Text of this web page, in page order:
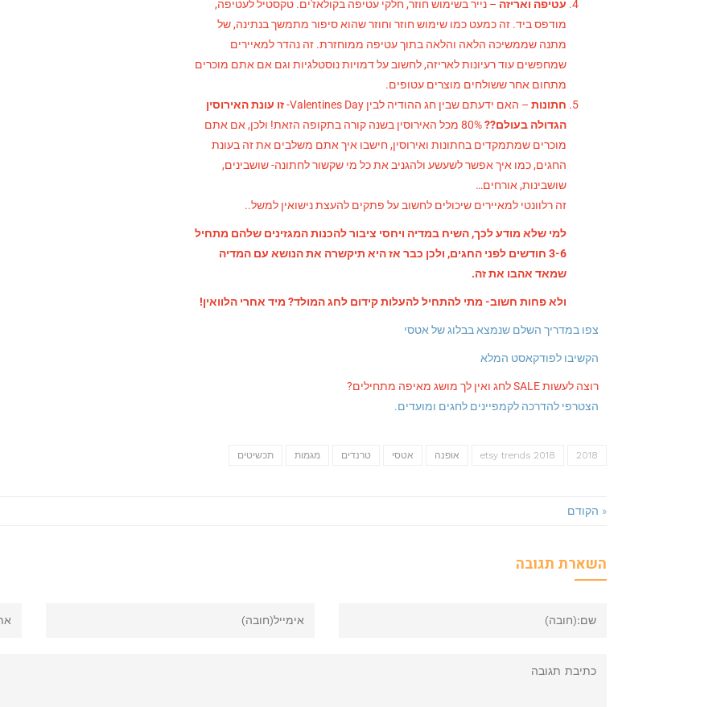
עטיפה ואריזה – נייר בשימוש חוזר, חלקי עטיפה בקולאז'ים. טקסטיל לעטיפה,
מודפס ביד. זה כמעט כמו שימוש חוזר וחוזר שהוא סיפור מתמשך בנתינה, של
מתנה שממשיכה הלאה והלאה בתוך עטיפה ממוחזרת. זה נהדר למאיירים
שמחפשים עוד רעיונות לאריזה, לחשוב על דמויות נוסטלגיות וגם אם אתם מוכרים
מתחום אחר ששולחים מוצרים עטופים.
חתונות – האם ידעתם שבין חג ההודיה לבין Valentines Day-
זו עונת האירוסין
הגדולה בעולם??
80% מכל האירוסין בשנה קורה בתקופה הזאת! ולכן, אם אתם
מוכרים שמתמקדים בחתונות ואירוסין, חישבו איך אתם משלבים את זה בעונת
החגים, כמו איך אפשר לשעשע ולהגניב את כל מי שקשור לחתונה- שושבינים,
שושבינות, אורחים…
זה רלוונטי למאיירים שיכולים לחשוב על פתקים להעצת נישואין למשל..
למי שלא מודע לכך, השיח במדיה ויחסי ציבור להכנות המגזינים שלהם מתחיל
3-6 חודשים לפני החגים, ולכן כבר אז היא תיקשרה את הנושא עם המדיה
שמאד אהבו את זה.
ולא פחות חשוב- מתי להתחיל להעלות קידום לחג המולד? מיד אחרי הלוואין!
צפו במדריך השלם שנמצא בבלוג של אטסי
הקשיבו לפודקאסט המלא
רוצה לעשות SALE לחג ואין לך מושג מאיפה מתחילים?
הצטרפי להדרכה לקמפיינים לחגים ומועדים.
2018
etsy trends 2018 אופנה אטסי טרנדים מגמות תכשיטים
« הקודם
השארת תגובה